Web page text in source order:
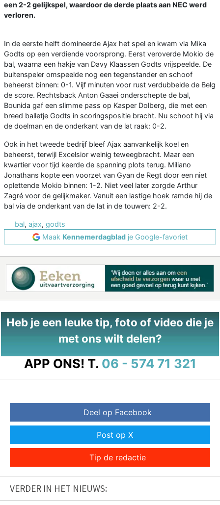
een 2-2 gelijkspel, waardoor de derde plaats aan NEC werd
verloren.
In de eerste helft domineerde Ajax het spel en kwam via Mika
Godts op een verdiende voorsprong. Eerst veroverde Mokio de
bal, waarna een hakje van Davy Klaassen Godts vrijspeelde. De
buitenspeler omspeelde nog een tegenstander en schoof
beheerst binnen: 0-1. Vijf minuten voor rust verdubbelde de Belg
de score. Rechtsback Anton Gaaei onderschepte de bal,
Bounida gaf een slimme pass op Kasper Dolberg, die met een
breed balletje Godts in scoringspositie bracht. Nu schoot hij via
de doelman en de onderkant van de lat raak: 0-2.
Ook in het tweede bedrijf bleef Ajax aanvankelijk koel en
beheerst, terwijl Excelsior weinig teweegbracht. Maar een
kwartier voor tijd keerde de spanning plots terug. Miliano
Jonathans kopte een voorzet van Gyan de Regt door een niet
oplettende Mokio binnen: 1-2. Niet veel later zorgde Arthur
Zagré voor de gelijkmaker. Vanuit een lastige hoek ramde hij de
bal via de onderkant van de lat in de touwen: 2-2.
bal, ajax, godts
Maak Kennemerdagblad je Google-favoriet
Heb je een leuke tip, foto of video die je
met ons wilt delen?
APP ONS! T. 06 - 574 71 321
Deel op Facebook
Post op X
Tip de redactie
VERDER IN HET NIEUWS: